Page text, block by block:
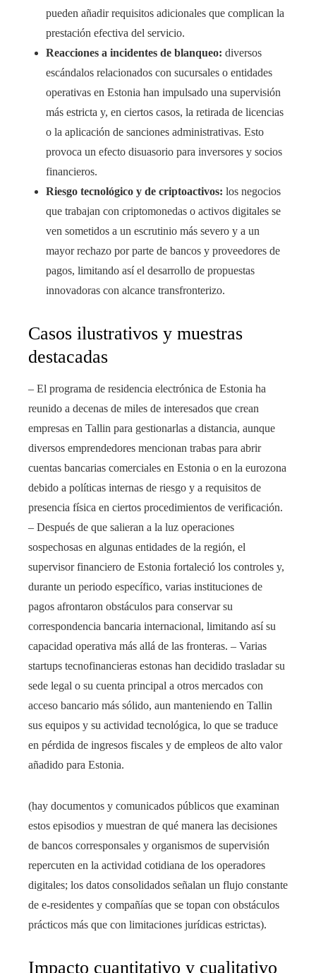
pueden añadir requisitos adicionales que complican la
prestación efectiva del servicio.
Reacciones a incidentes de blanqueo: diversos
escándalos relacionados con sucursales o entidades
operativas en Estonia han impulsado una supervisión
más estricta y, en ciertos casos, la retirada de licencias
o la aplicación de sanciones administrativas. Esto
provoca un efecto disuasorio para inversores y socios
financieros.
Riesgo tecnológico y de criptoactivos: los negocios
que trabajan con criptomonedas o activos digitales se
ven sometidos a un escrutinio más severo y a un
mayor rechazo por parte de bancos y proveedores de
pagos, limitando así el desarrollo de propuestas
innovadoras con alcance transfronterizo.
Casos ilustrativos y muestras
destacadas
– El programa de residencia electrónica de Estonia ha
reunido a decenas de miles de interesados que crean
empresas en Tallin para gestionarlas a distancia, aunque
diversos emprendedores mencionan trabas para abrir
cuentas bancarias comerciales en Estonia o en la eurozona
debido a políticas internas de riesgo y a requisitos de
presencia física en ciertos procedimientos de verificación.
– Después de que salieran a la luz operaciones
sospechosas en algunas entidades de la región, el
supervisor financiero de Estonia fortaleció los controles y,
durante un periodo específico, varias instituciones de
pagos afrontaron obstáculos para conservar su
correspondencia bancaria internacional, limitando así su
capacidad operativa más allá de las fronteras. – Varias
startups tecnofinancieras estonas han decidido trasladar su
sede legal o su cuenta principal a otros mercados con
acceso bancario más sólido, aun manteniendo en Tallin
sus equipos y su actividad tecnológica, lo que se traduce
en pérdida de ingresos fiscales y de empleos de alto valor
añadido para Estonia.
(hay documentos y comunicados públicos que examinan
estos episodios y muestran de qué manera las decisiones
de bancos corresponsales y organismos de supervisión
repercuten en la actividad cotidiana de los operadores
digitales; los datos consolidados señalan un flujo constante
de e‑residentes y compañías que se topan con obstáculos
prácticos más que con limitaciones jurídicas estrictas).
Impacto cuantitativo y cualitativo